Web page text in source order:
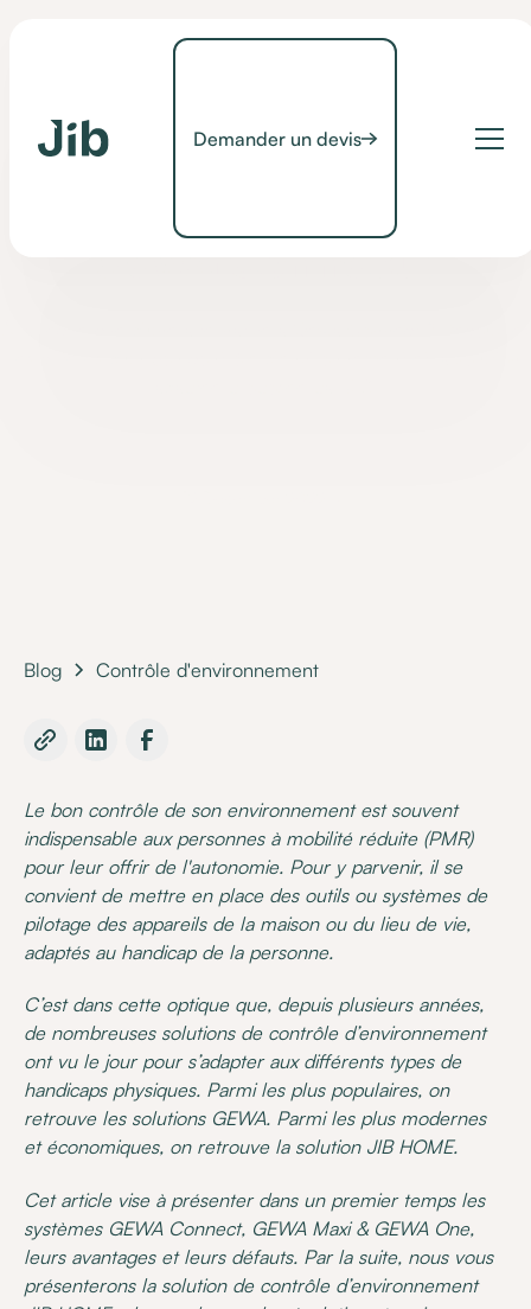
Demander un devis
Contrôle d'environnement
Blog Contrôle d'environnement
Le bon contrôle de son environnement est souvent
indispensable aux personnes à mobilité réduite (PMR)
pour leur offrir de l'autonomie. Pour y parvenir, il se
convient de mettre en place des outils ou systèmes de
pilotage des appareils de la maison ou du lieu de vie,
adaptés au handicap de la personne.
C’est dans cette optique que, depuis plusieurs années,
de nombreuses solutions de contrôle d’environnement
ont vu le jour pour s’adapter aux différents types de
handicaps physiques. Parmi les plus populaires, on
retrouve les solutions GEWA. Parmi les plus modernes
et économiques, on retrouve la solution JIB HOME.
Cet article vise à présenter dans un premier temps les
systèmes GEWA Connect, GEWA Maxi & GEWA One,
leurs avantages et leurs défauts. Par la suite, nous vous
présenterons la solution de contrôle d’environnement